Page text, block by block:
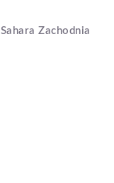
Sahara Zachodnia